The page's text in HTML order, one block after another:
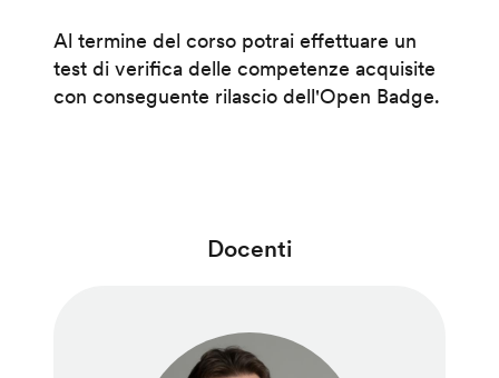
Al termine del corso potrai effettuare un
test di verifica delle competenze acquisite
con conseguente rilascio dell'Open Badge.
Docenti